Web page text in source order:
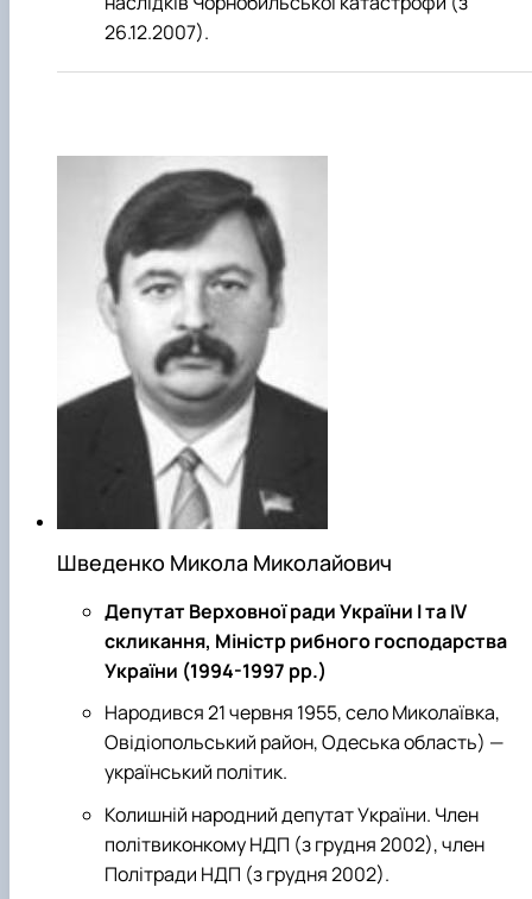
26.12.2007).
Шведенко Микола Миколайович
Депутат Верховної ради України І та ІV
скликання, Міністр рибного господарства
України (1994-1997 рр.)
Народився 21 червня 1955, село Миколаївка,
Овідіопольський район, Одеська область) —
український політик.
Колишній народний депутат України. Член
політвиконкому НДП (з грудня 2002), член
Політради НДП (з грудня 2002).